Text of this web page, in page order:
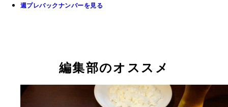
週プレバックナンバーを見る
編集部のオススメ